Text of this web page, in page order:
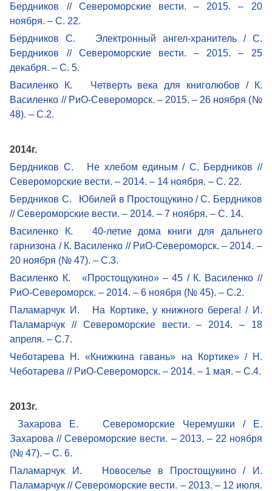
Бердников // Североморские вести. – 2015. – 20
ноября. – С. 22.
Бердников С. Электронный ангел-хранитель / С.
Бердников // Североморские вести. – 2015. – 25
декабря. – С. 5.
Василенко К. Четверть века для книголюбов / К.
Василенко // РиО-Североморск. – 2015. – 26 ноября (№
48). – С.2.
2014г.
Бердников С. Не хлебом единым / С. Бердников //
Североморские вести. – 2014. – 14 ноября. – С. 22.
Бердников С. Юбилей в Простощукино / С. Бердников
// Североморские вести. – 2014. – 7 ноября. – С. 14.
Василенко К. 40-летие дома книги для дальнего
гарнизона / К. Василенко // РиО-Североморск. – 2014. –
20 ноября (№ 47). – С.3.
Василенко К. «Простощукино» – 45 / К. Василенко //
РиО-Североморск. – 2014. – 6 ноября (№ 45). – С.2.
Паламарчук И. На Кортике, у книжного берега! / И.
Паламарчук // Североморские вести. – 2014. – 18
апреля. – С.7.
Чеботарева Н. «Книжкина гавань» на Кортике» / Н.
Чеботарева // РиО-Североморск. – 2014. – 1 мая. – С.4.
2013г.
Захарова Е. Североморские Черемушки / Е.
Захарова // Североморские вести. – 2013. – 22 ноября
(№ 47). – С. 6.
Паламарчук И. Новоселье в Простощукино / И.
Паламарчук // Североморские вести. – 2013. – 12 июля.